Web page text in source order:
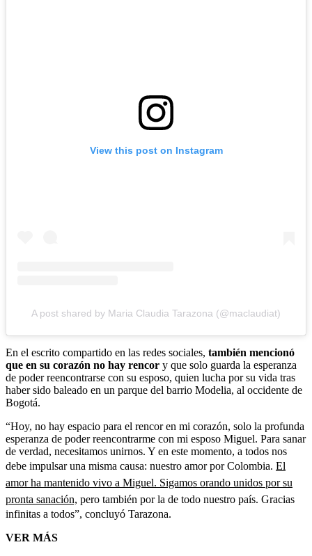
View this post on Instagram
A post shared by Maria Claudia Tarazona (@maclaudiat)
En el escrito compartido en las redes sociales, también mencionó
que en su corazón no hay rencor y que solo guarda la esperanza
de poder reencontrarse con su esposo, quien lucha por su vida tras
haber sido baleado en un parque del barrio Modelia, al occidente de
Bogotá.
“Hoy, no hay espacio para el rencor en mi corazón, solo la profunda
esperanza de poder reencontrarme con mi esposo Miguel. Para sanar
de verdad, necesitamos unirnos. Y en este momento, a todos nos
debe impulsar una misma causa: nuestro amor por Colombia. El
amor ha mantenido vivo a Miguel. Sigamos orando unidos por su
pronta sanación, pero también por la de todo nuestro país. Gracias
infinitas a todos”, concluyó Tarazona.
VER MÁS